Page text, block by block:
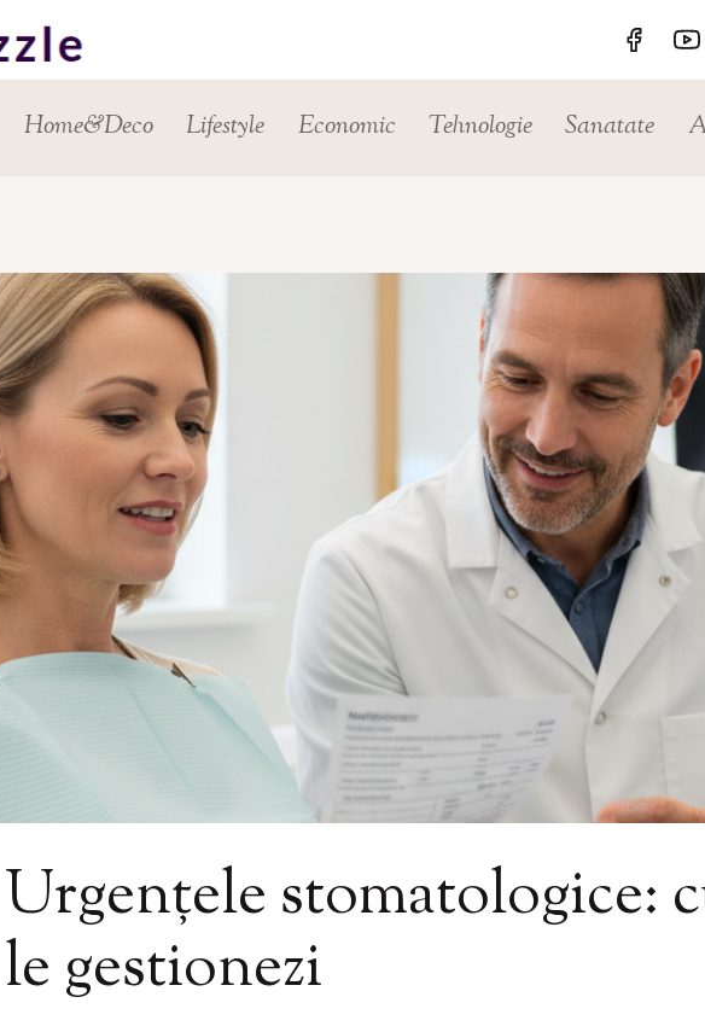
Home&Deco Lifestyle Economic Tehnologie Sanatate
Urgențele stomatologice:
le gestionezi